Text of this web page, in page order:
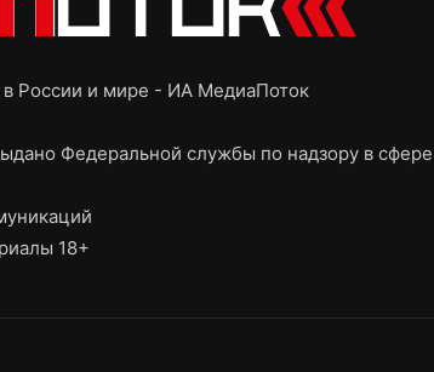
России и мире - ИА МедиаПоток
Федеральной службы по надзору в сфере
18+